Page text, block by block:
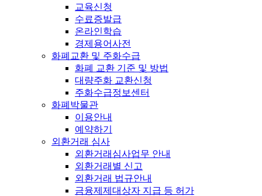
교육신청
수료증발급
온라인학습
경제용어사전
화폐교환 및 주화수급
화폐 교환 기준 및 방법
대량주화 교환신청
주화수급정보센터
화폐박물관
이용안내
예약하기
외환거래 심사
외환거래심사업무 안내
외환거래별 신고
외환거래 법규안내
금융제제대상자 지급 등 허가